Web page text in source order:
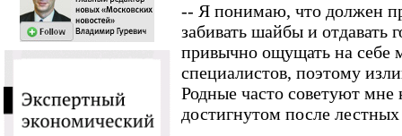
-- Я понимаю, что должен
забивать шайбы и отдавать
привычно ощущать на себе
специалистов, поэтому
Родные часто советуют мне
достигнутом после лестных